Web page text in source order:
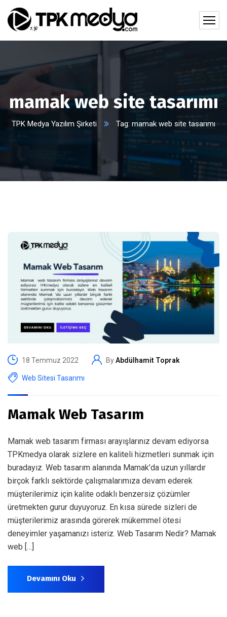
mamak web site tasarımı
TPK Medya Yazılım Şirketi Tag: mamak web site tasarımı
18 Temmuz 2022 ByAbdülhamit Toprak
Web Sitesi Tasarımı
Mamak Web Tasarım
Mamak web tasarım firması arayışlarınız devam ediyorsa
TPKmedya olarak sizlere en kaliteli hizmetleri sunmak için
buradayız. Web tasarım alanında Mamak’da uzun yıllardır
birçok farklı sektörde çalışmalarımıza devam ederek
müşterilerimiz için kalite odaklı benzersiz çözümler
üretmekten gurur duyuyoruz. En kısa sürede sizleri de
müşterilerimiz arasında görerek mükemmel ötesi
deneyimler yaşamanızı isteriz. Web Tasarım Nedir? Mamak
web […]
Devamını Oku